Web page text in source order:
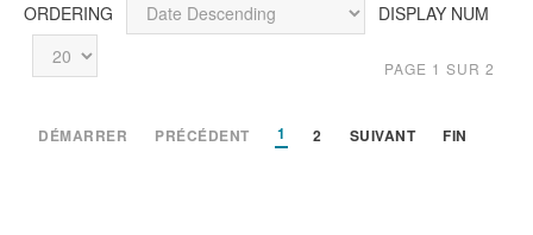
ORDERING DISPLAY NUM
PAGE 1 SUR 2
DÉMARRER PRÉCÉDENT 1 2 SUIVANT FIN